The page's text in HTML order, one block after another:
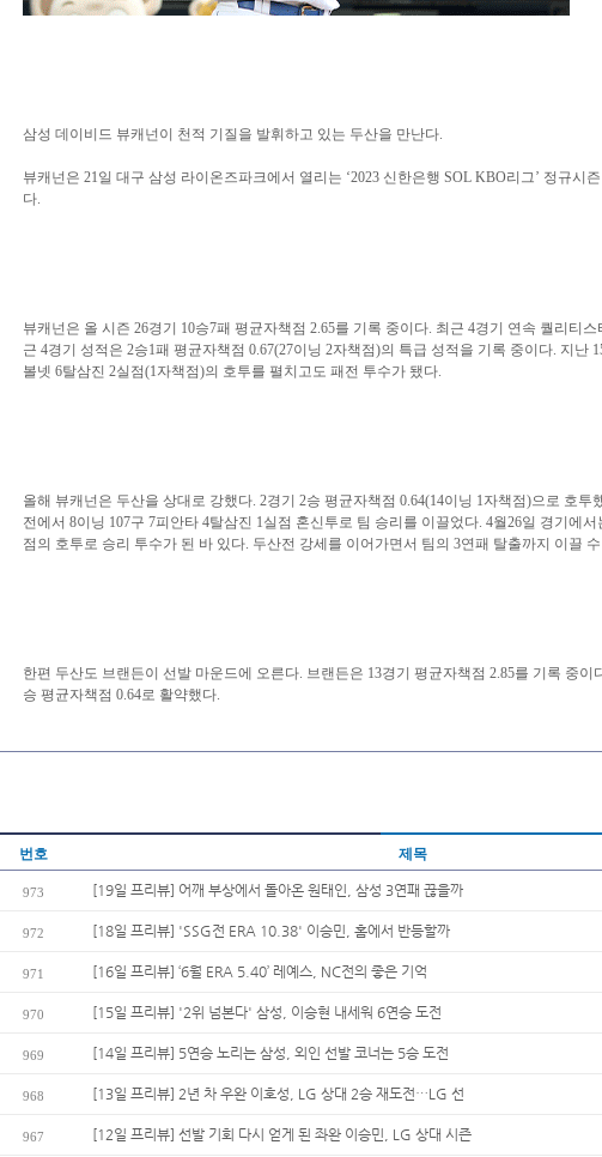
삼성 데이비드 뷰캐넌이 천적 기질을 발휘하고 있는 두산을 만난다.
뷰캐넌은 21일 대구 삼성 라이온즈파크에서 열리는 ‘2023 신한은행 SOL KBO리그’ 정규시
다.
뷰캐넌은 올 시즌 26경기 10승7패 평균자책점 2.65를 기록 중이다. 최근 4경기 연속 퀄리티
근 4경기 성적은 2승1패 평균자책점 0.67(27이닝 2자책점)의 특급 성적을 기록 중이다. 지난
볼넷 6탈삼진 2실점(1자책점)의 호투를 펼치고도 패전 투수가 됐다.
올해 뷰캐넌은 두산을 상대로 강했다. 2경기 2승 평균자책점 0.64(14이닝 1자책점)으로 호투
전에서 8이닝 107구 7피안타 4탈삼진 1실점 혼신투로 팀 승리를 이끌었다. 4월26일 경기에
점의 호투로 승리 투수가 된 바 있다. 두산전 강세를 이어가면서 팀의 3연패 탈출까지 이끌
한편 두산도 브랜든이 선발 마운드에 오른다. 브랜든은 13경기 평균자책점 2.85를 기록 중
승 평균자책점 0.64로 활약했다.
번호 제목
973 [19일 프리뷰] 어깨 부상에서 돌아온 원태인, 삼성 3연패 끊을까
972 [18일 프리뷰] 'SSG전 ERA 10.38' 이승민, 홈에서 반등할까
971 [16일 프리뷰] ‘6월 ERA 5.40’ 레예스, NC전의 좋은 기억
970 [15일 프리뷰] '2위 넘본다' 삼성, 이승현 내세워 6연승 도전
969 [14일 프리뷰] 5연승 노리는 삼성, 외인 선발 코너는 5승 도전
968 [13일 프리뷰] 2년 차 우완 이호성, LG 상대 2승 재도전…LG 선
967 [12일 프리뷰] 선발 기회 다시 얻게 된 좌완 이승민, LG 상대 시즌